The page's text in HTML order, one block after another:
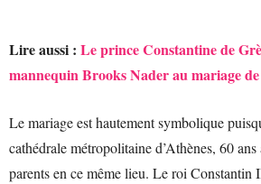
Lire aussi : Le prince Constantine de
mannequin Brooks Nader au mariage
Le mariage est hautement symbolique
cathédrale métropolitaine d’Athènes, 60 ans
parents en ce même lieu. Le roi Constantin